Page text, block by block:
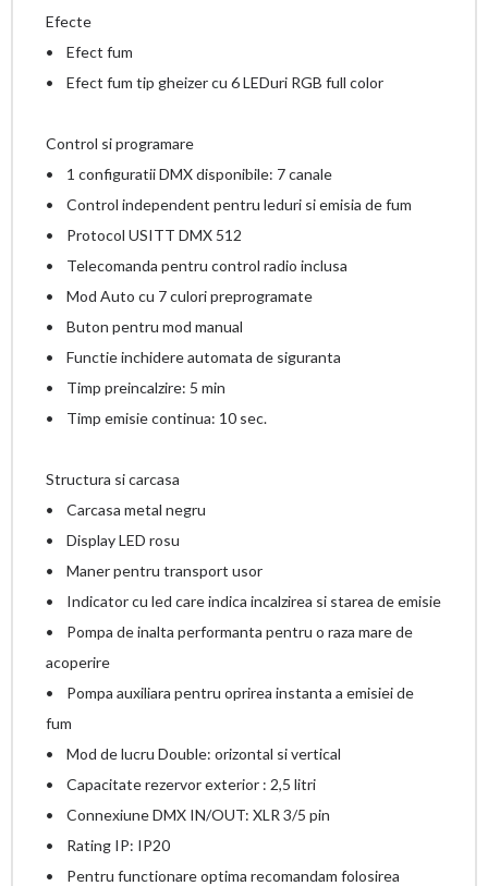
Efecte
• Efect fum
• Efect fum tip gheizer cu 6 LEDuri RGB full color
Control si programare
• 1 configuratii DMX disponibile: 7 canale
• Control independent pentru leduri si emisia de fum
• Protocol USITT DMX 512
• Telecomanda pentru control radio inclusa
• Mod Auto cu 7 culori preprogramate
• Buton pentru mod manual
• Functie inchidere automata de siguranta
• Timp preincalzire: 5 min
• Timp emisie continua: 10 sec.
Structura si carcasa
• Carcasa metal negru
• Display LED rosu
• Maner pentru transport usor
• Indicator cu led care indica incalzirea si starea de emisie
• Pompa de inalta performanta pentru o raza mare de
acoperire
• Pompa auxiliara pentru oprirea instanta a emisiei de
fum
• Mod de lucru Double: orizontal si vertical
• Capacitate rezervor exterior : 2,5 litri
• Connexiune DMX IN/OUT: XLR 3/5 pin
• Rating IP: IP20
• Pentru functionare optima recomandam folosirea